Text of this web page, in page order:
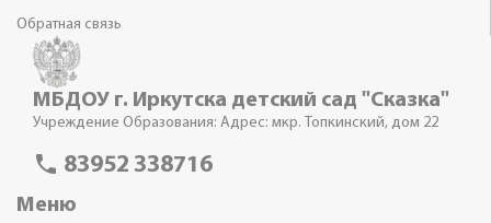
Обратная связь
МБДОУ г. Иркутска детский сад "Сказка"
Учреждение Образования: Адрес: мкр. Топкинский, дом 22
phone 83952 338716
Меню